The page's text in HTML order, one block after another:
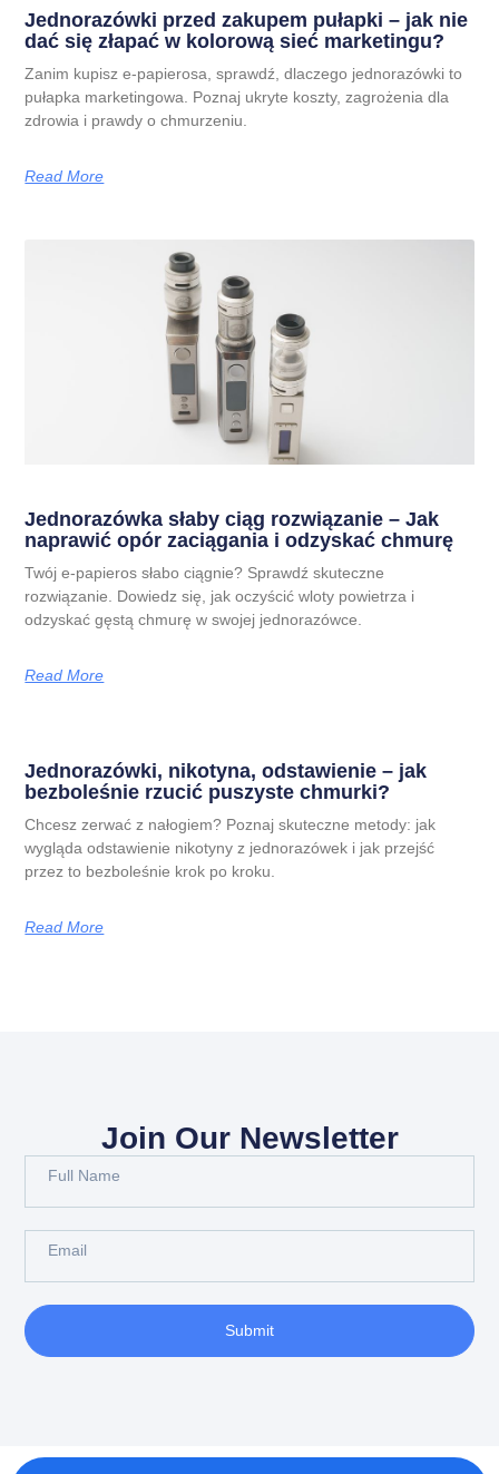
Jednorazówki przed zakupem pułapki – jak nie
dać się złapać w kolorową sieć marketingu?
Zanim kupisz e-papierosa, sprawdź, dlaczego jednorazówki to
pułapka marketingowa. Poznaj ukryte koszty, zagrożenia dla
zdrowia i prawdy o chmurzeniu.
Read More
Jednorazówka słaby ciąg rozwiązanie – Jak
naprawić opór zaciągania i odzyskać chmurę
Twój e-papieros słabo ciągnie? Sprawdź skuteczne
rozwiązanie. Dowiedz się, jak oczyścić wloty powietrza i
odzyskać gęstą chmurę w swojej jednorazówce.
Read More
Jednorazówki, nikotyna, odstawienie – jak
bezboleśnie rzucić puszyste chmurki?
Chcesz zerwać z nałogiem? Poznaj skuteczne metody: jak
wygląda odstawienie nikotyny z jednorazówek i jak przejść
przez to bezboleśnie krok po kroku.
Read More
Join Our Newsletter
Submit